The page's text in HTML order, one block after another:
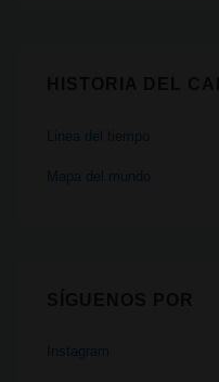
Linea del tiempo
Mapa del mundo
Instagram